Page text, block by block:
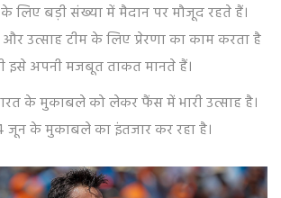
लिए बड़ी संख्या में मैदान पर मौजूद रहते हैं।
उत्साह टीम के लिए प्रेरणा का काम करता है
इसे अपनी मजबूत ताकत मानते हैं।
के मुकाबले को लेकर फैंस में भारी उत्साह है।
जून के मुकाबले का इंतजार कर रहा है।